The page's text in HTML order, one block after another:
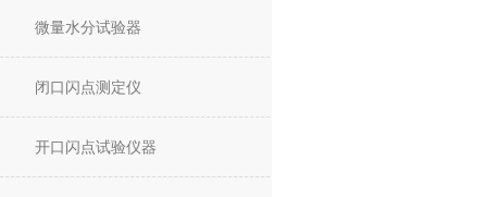
微量水分试验器
闭口闪点测定仪
开口闪点试验仪器